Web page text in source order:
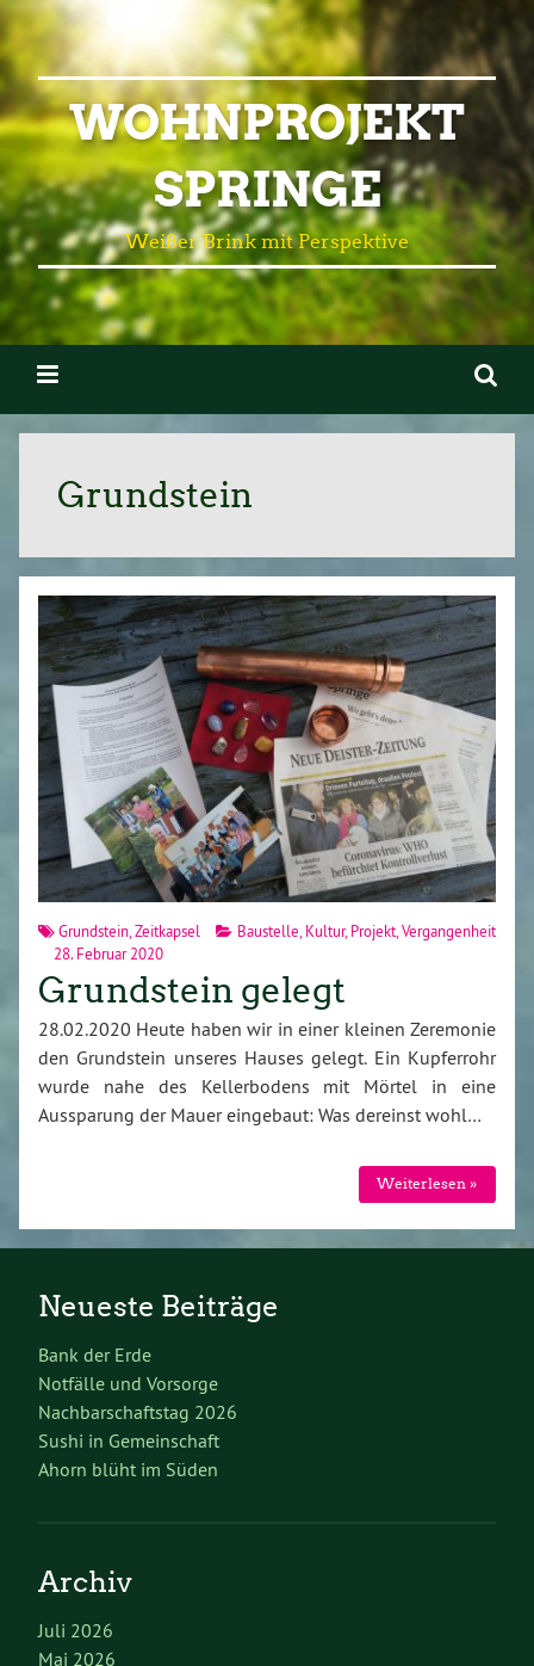
WOHNPROJEKT
SPRINGE
Weißer Brink mit Perspektive
Grundstein
Grundstein ,Zeitkapsel Baustelle Kultur, Projekt,Vergangenheit
28. Februar 2020
Grundstein gelegt
28.02.2020 Heute haben wir in einer kleinen Zeremonie
den Grundstein unseres Hauses gelegt. Ein Kupferrohr
wurde nahe des Kellerbodens mit Mörtel in eine
Aussparung der Mauer eingebaut: Was dereinst wohl…
Weiterlesen »
Neueste Beiträge
Bank der Erde
Notfälle und Vorsorge
Nachbarschaftstag 2026
Sushi in Gemeinschaft
Ahorn blüht im Süden
Archiv
Juli 2026
Mai 2026